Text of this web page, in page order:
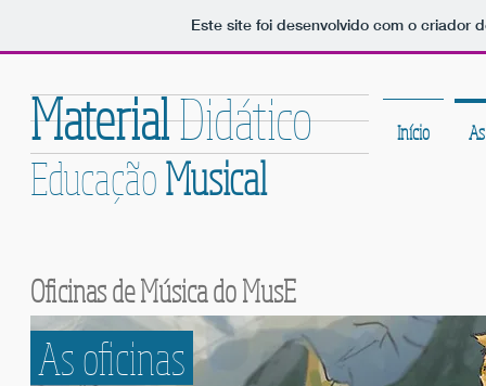
Este site foi desenvolvido com o criador
MaterialDidático Início
EducaçãoMusical
Oficinas de Música do MusE
As oficinas